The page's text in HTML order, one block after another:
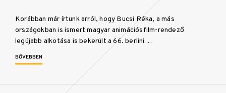
Korábban már írtunk arról, hogy Bucsi Réka, a más
országokban is ismert magyar animációsfilm-rendező
legújabb alkotása is bekerült a 66. berlini…
BŐVEBBEN